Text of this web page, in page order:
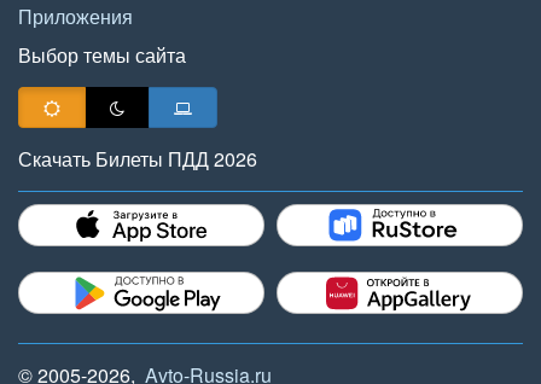
Приложения
Выбор темы сайта
Скачать Билеты ПДД 2026
© 2005-2026, Avto-Russia.ru